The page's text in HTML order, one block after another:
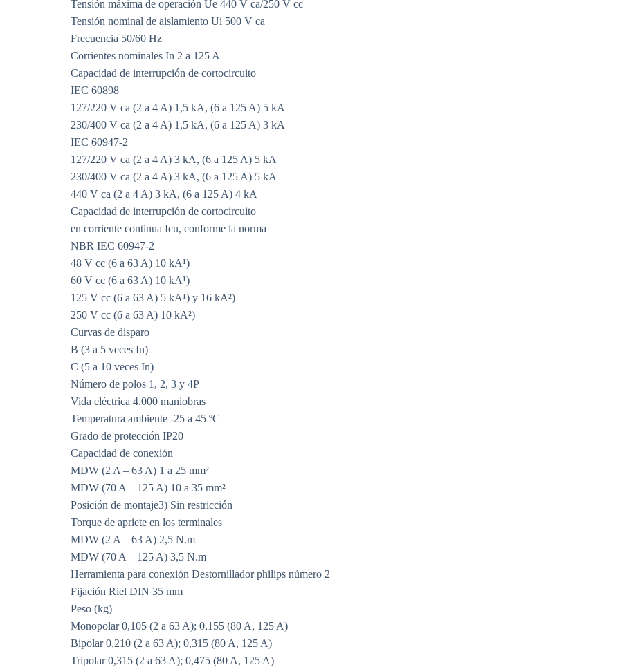
Tensión máxima de operación Ue 440 V ca/250 V cc
Tensión nominal de aislamiento Ui 500 V ca
Frecuencia 50/60 Hz
Corrientes nominales In 2 a 125 A
Capacidad de interrupción de cortocircuito
IEC 60898
127/220 V ca (2 a 4 A) 1,5 kA, (6 a 125 A) 5 kA
230/400 V ca (2 a 4 A) 1,5 kA, (6 a 125 A) 3 kA
IEC 60947-2
127/220 V ca (2 a 4 A) 3 kA, (6 a 125 A) 5 kA
230/400 V ca (2 a 4 A) 3 kA, (6 a 125 A) 5 kA
440 V ca (2 a 4 A) 3 kA, (6 a 125 A) 4 kA
Capacidad de interrupción de cortocircuito
en corriente continua Icu, conforme la norma
NBR IEC 60947-2
48 V cc (6 a 63 A) 10 kA¹)
60 V cc (6 a 63 A) 10 kA¹)
125 V cc (6 a 63 A) 5 kA¹) y 16 kA²)
250 V cc (6 a 63 A) 10 kA²)
Curvas de disparo
B (3 a 5 veces In)
C (5 a 10 veces In)
Número de polos 1, 2, 3 y 4P
Vida eléctrica 4.000 maniobras
Temperatura ambiente -25 a 45 ºC
Grado de protección IP20
Capacidad de conexión
MDW (2 A – 63 A) 1 a 25 mm²
MDW (70 A – 125 A) 10 a 35 mm²
Posición de montaje3) Sin restricción
Torque de apriete en los terminales
MDW (2 A – 63 A) 2,5 N.m
MDW (70 A – 125 A) 3,5 N.m
Herramienta para conexión Destornillador philips número 2
Fijación Riel DIN 35 mm
Peso (kg)
Monopolar 0,105 (2 a 63 A); 0,155 (80 A, 125 A)
Bipolar 0,210 (2 a 63 A); 0,315 (80 A, 125 A)
Tripolar 0,315 (2 a 63 A); 0,475 (80 A, 125 A)